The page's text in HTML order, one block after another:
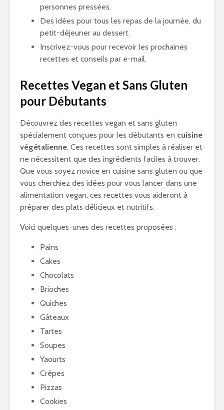
personnes pressées.
Des idées pour tous les repas de la journée, du
petit-déjeuner au dessert.
Inscrivez-vous pour recevoir les prochaines
recettes et conseils par e-mail.
Recettes Vegan et Sans Gluten
pour Débutants
Découvrez des recettes vegan et sans gluten
spécialement conçues pour les débutants en cuisine
végétalienne. Ces recettes sont simples à réaliser et
ne nécessitent que des ingrédients faciles à trouver.
Que vous soyez novice en cuisine sans gluten ou que
vous cherchiez des idées pour vous lancer dans une
alimentation vegan, ces recettes vous aideront à
préparer des plats délicieux et nutritifs.
Voici quelques-unes des recettes proposées :
Pains
Cakes
Chocolats
Brioches
Quiches
Gâteaux
Tartes
Soupes
Yaourts
Crêpes
Pizzas
Cookies